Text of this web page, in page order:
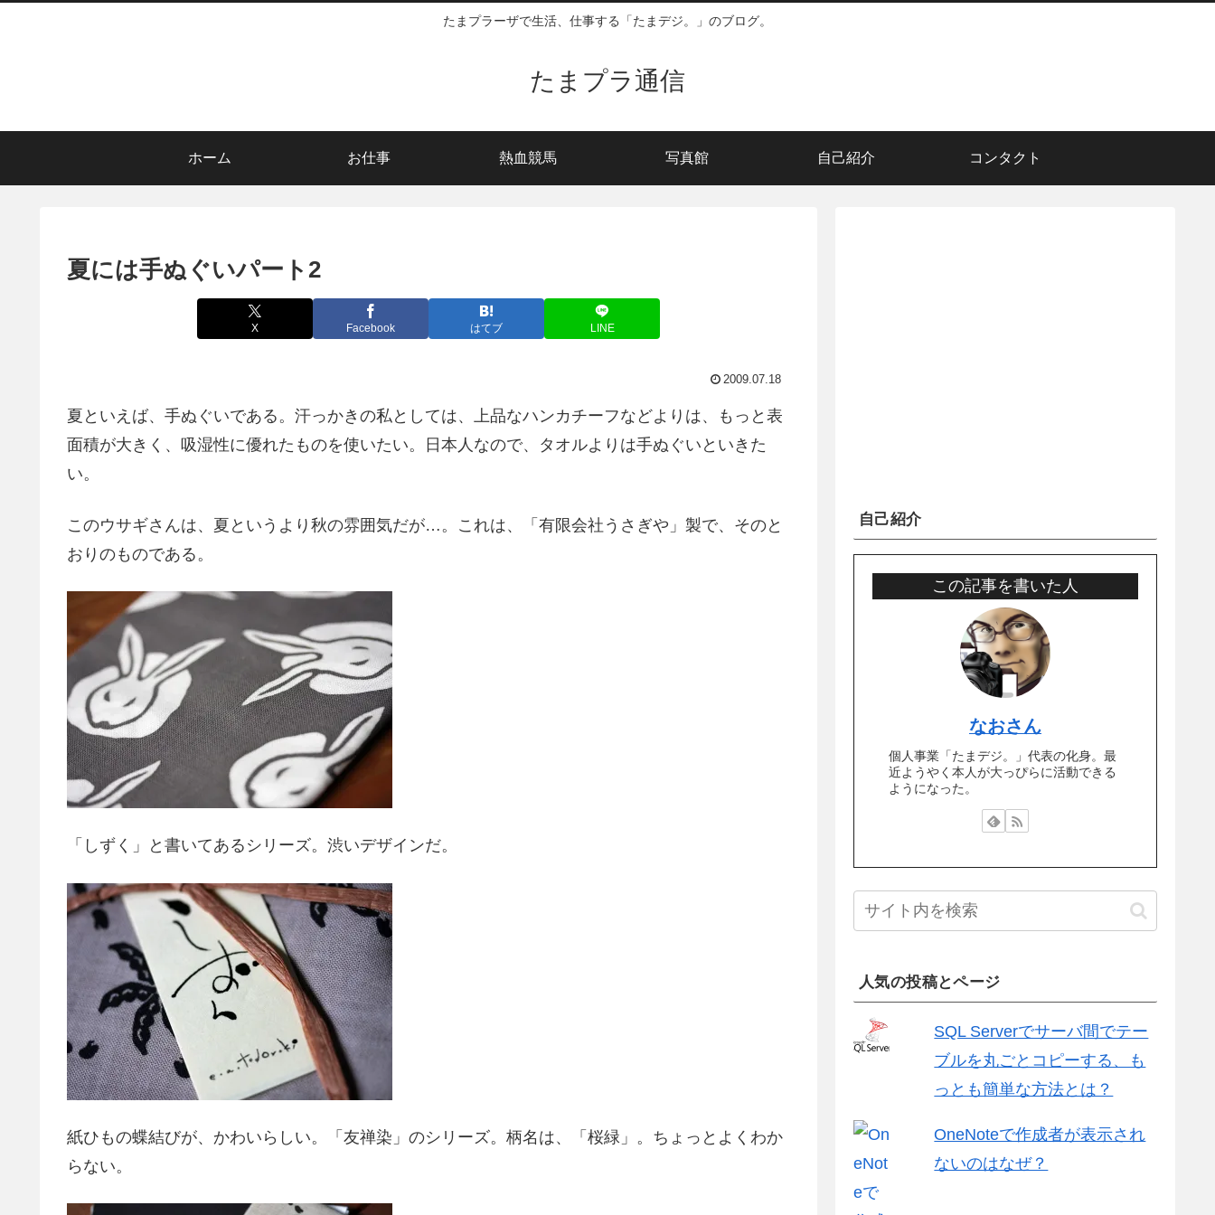
たまプラーザで生活、仕事する「たまデジ。」のブログ。
たまプラ通信
ホーム お仕事 熱血競馬 写真館 自己紹介 コンタクト
夏には手ぬぐいパート2
X Facebook はてブ LINE
2009.07.18
夏といえば、手ぬぐいである。汗っかきの私としては、上品なハンカチーフなどよりは、もっと表
面積が大きく、吸湿性に優れたものを使いたい。日本人なので、タオルよりは手ぬぐいといきた
い。
このウサギさんは、夏というより秋の雰囲気だが…。これは、「有限会社うさぎや」製で、そのと
おりのものである。
「しずく」と書いてあるシリーズ。渋いデザインだ。
紙ひもの蝶結びが、かわいらしい。「友禅染」のシリーズ。柄名は、「桜緑」。ちょっとよくわか
らない。
自己紹介
この記事を書いた人
なおさん
個人事業「たまデジ。」代表の化身。最
近ようやく本人が大っぴらに活動できる
ようになった。
人気の投稿とページ
SQL Serverでサーバ間でテー
ブルを丸ごとコピーする、も
っとも簡単な方法とは？
OneNoteで作成者が表示され
ないのはなぜ？